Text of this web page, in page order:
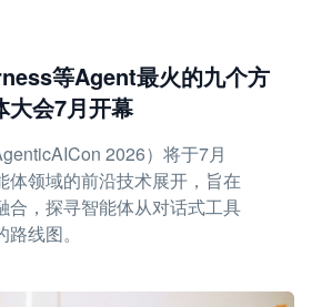
等Agent最火的九个方
大会7月开幕
2026）将于7月
体领域的前沿技术展开，旨在
合，探寻智能体从对话式工具
线图。